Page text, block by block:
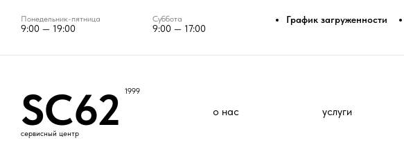
Понедельник-пятница
9:00 — 19:00
услуги
Суббота
9:00 — 17:00
о нас
График загруженности
SC62 1999
сервисный центр